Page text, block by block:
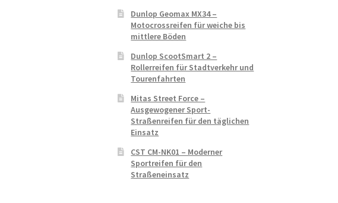
Dunlop Geomax MX34 –
Motocrossreifen für weiche bis
mittlere Böden
Dunlop ScootSmart 2 –
Rollerreifen für Stadtverkehr und
Tourenfahrten
Mitas Street Force –
Ausgewogener Sport-
Straßenreifen für den täglichen
Einsatz
CST CM-NK01 – Moderner
Sportreifen für den
Straßeneinsatz